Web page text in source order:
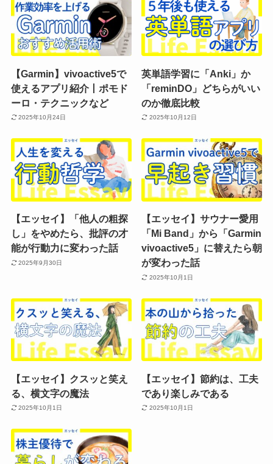
【Garmin】vivoactive5で
使えるアプリ紹介丨ポモド
ーロ・テクニックなど
2025年10月24日
英単語学習に「Anki」か
「reminDO」どちらがいい
のか徹底比較
2025年10月12日
【エッセイ】「他人の粗探
し」をやめたら、批評の才
能が行動力に変わった話
2025年9月30日
【エッセイ】サウナー愛用
「Mi Band」から「Garmin
vivoactive5」に替えたら朝
が変わった話
2025年10月1日
【エッセイ】クスッと笑え
る、横文字の魔法
2025年10月1日
【エッセイ】節約は、工夫
であり楽しみである
2025年10月1日